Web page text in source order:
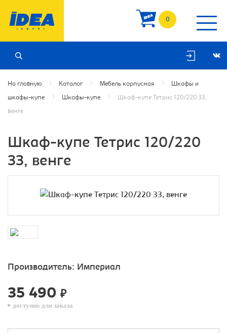
0
На главную Каталог Мебель корпусная Шкафы и
шкафы-купе Шкафы-купе Шкаф-купе Тетрис 120/220 ЗЗ,
венге
Шкаф-купе Тетрис 120/220
ЗЗ, венге
Производитель: Империал
35 490 ₽
доступно для заказа